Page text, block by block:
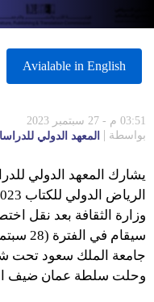
Avialable in English
03:51 م - 27 سبتمبر 2023
بواسطة
المعهد الدولي
يشارك المعهد الدولي
الرياض الدولي للكتاب 2023م في دورته الثالثة
وزارة الثقافة بعد نقل
وحلت سلطة عمان ضيف